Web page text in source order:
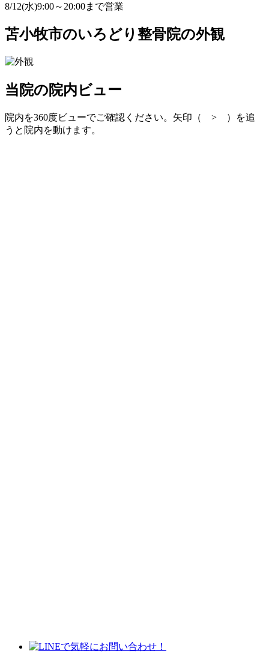
8/12(水)9:00～20:00まで営業
苫小牧市のいろどり整骨院の外観
当院の院内ビュー
院内を360度ビューでご確認ください。矢印（ > ）を追
うと院内を動けます。